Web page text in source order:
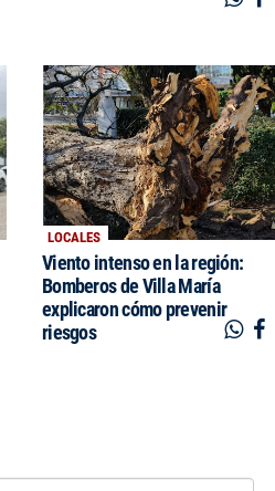
LOCALES
Viento intenso en la región:
Bomberos de Villa María
explicaron cómo prevenir
riesgos